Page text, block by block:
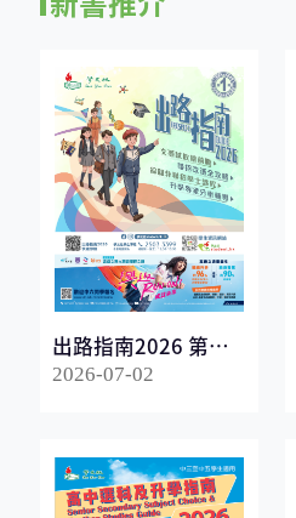
出路指南2026 第一
冊
2026-07-02